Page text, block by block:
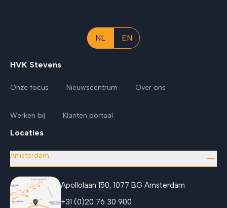
NL EN
HVK Stevens
Onze focus Nieuwscentrum Over ons
Werken bij Klanten portaal
Locaties
Amsterdam
Apollolaan 150, 1077 BG Amsterdam
+31 (0)20 76 30 900